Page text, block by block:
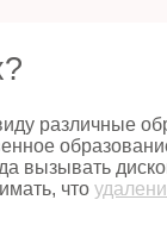
различные
вызывать
что